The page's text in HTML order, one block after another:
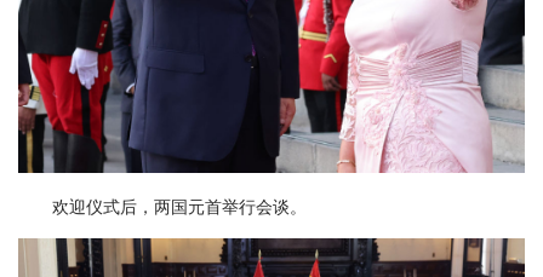
欢迎仪式后，两国元首举行会谈。